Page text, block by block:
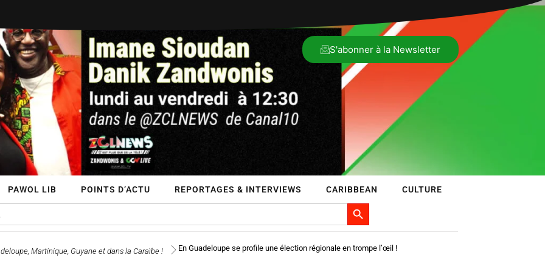
S'abonner à la Newsletter
PAWOL LIB POINTS D’ACTU REPORTAGES & INTERVIEWS CARIBBEAN CULTURE
Search Button
Martinique, Guyane et dans la Caraïbe ! En Guadeloupe se profile une élection régionale en trompe l’œil !